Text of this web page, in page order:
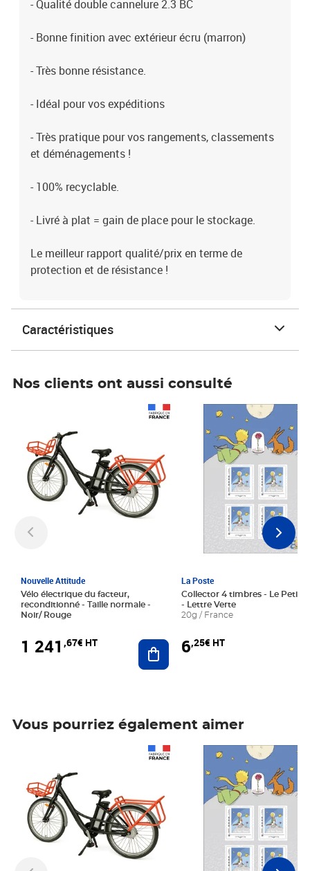
- Qualité double cannelure 2.3 BC
- Bonne finition avec extérieur écru (marron)
- Très bonne résistance.
- Idéal pour vos expéditions
- Très pratique pour vos rangements, classements
et déménagements !
- 100% recyclable.
- Livré à plat = gain de place pour le stockage.
Le meilleur rapport qualité/prix en terme de
protection et de résistance !
Caractéristiques
Nos clients ont aussi consulté
Nouvelle Attitude
Vélo électrique du facteur,
reconditionné - Taille normale -
Noir/ Rouge
1 241 ,67€ HT Ajouter au panier
La Poste
Collector 4 timbres - Le Petit
- Lettre Verte
20g / France
6,25€ HT
Prix 6,25€ HT
Vous pourriez également aimer
Prix 6,25€ HT